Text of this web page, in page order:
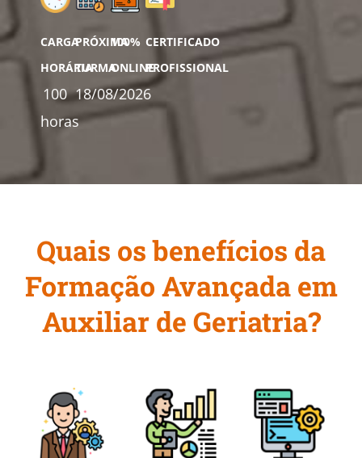
CARGA
HORÁRIA
100
horas
PRÓXIMA
TURMA
18/08/2026
100%
ONLINE
CERTIFICADO
PROFISSIONAL
Quais os benefícios da
Formação Avançada em
Auxiliar de Geriatria?